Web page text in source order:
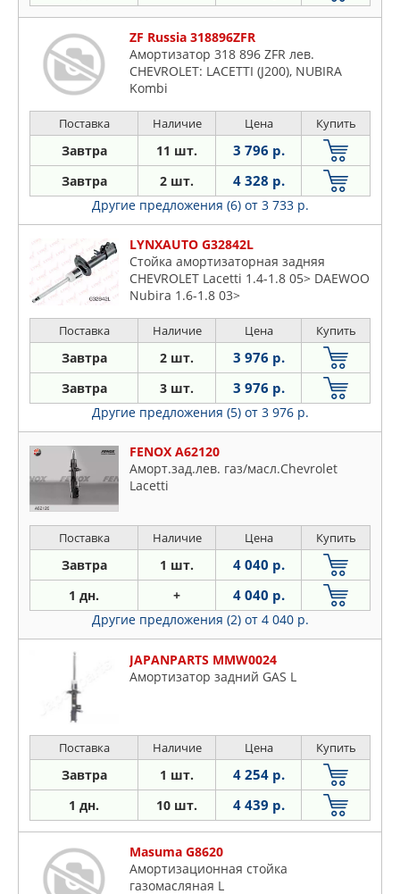
ZF Russia 318896ZFR
Амортизатор 318 896 ZFR лев.
CHEVROLET: LACETTI (J200), NUBIRA
Kombi
Поставка Наличие Цена Купить
Завтра 11 шт. 3 796 р.
Завтра 2 шт. 4 328 р.
Другие предложения (6) от 3 733 р.
LYNXAUTO G32842L
Стойка амортизаторная задняя
CHEVROLET Lacetti 1.4-1.8 05> DAEWOO
Nubira 1.6-1.8 03>
Поставка Наличие Цена Купить
Завтра 2 шт. 3 976 р.
Завтра 3 шт. 3 976 р.
Другие предложения (5) от 3 976 р.
FENOX A62120
Аморт.зад.лев. газ/масл.Сhevrolet
Lacetti
Поставка Наличие Цена Купить
Завтра 1 шт. 4 040 р.
1 дн. + 4 040 р.
Другие предложения (2) от 4 040 р.
JAPANPARTS MMW0024
Амортизатор задний GAS L
Поставка Наличие Цена Купить
Завтра 1 шт. 4 254 р.
1 дн. 10 шт. 4 439 р.
Masuma G8620
Амортизационная стойка
газомасляная L